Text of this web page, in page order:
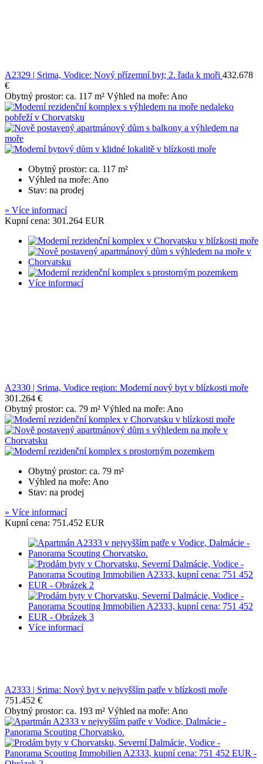
A2329 | Srima, Vodice: Nový přízemní byt; 2. řada k moři 432.678
€
Obytný prostor: ca. 117 m² Výhled na moře: Ano
Obytný prostor: ca. 117 m²
Výhled na moře: Ano
Stav: na prodej
» Více informací
Kupní cena: 301.264 EUR
Více informací
A2330 | Srima, Vodice region: Moderní nový byt v blízkosti moře
301.264 €
Obytný prostor: ca. 79 m² Výhled na moře: Ano
Obytný prostor: ca. 79 m²
Výhled na moře: Ano
Stav: na prodej
» Více informací
Kupní cena: 751.452 EUR
Více informací
A2333 | Srima: Nový byt v nejvyšším patře v blízkosti moře
751.452 €
Obytný prostor: ca. 193 m² Výhled na moře: Ano